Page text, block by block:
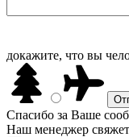
докажите, что вы
Спасибо за Ваше
Наш менеджер